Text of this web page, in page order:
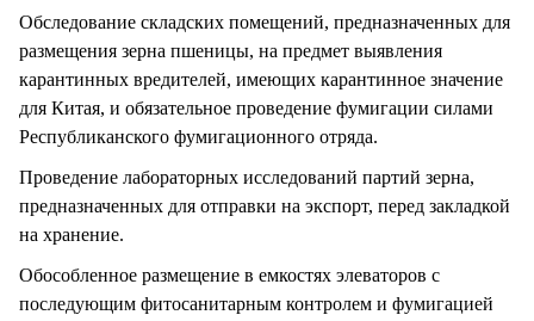
Обследование складских помещений, предназначенных для
размещения зерна пшеницы, на предмет выявления
карантинных вредителей, имеющих карантинное значение
для Китая, и обязательное проведение фумигации силами
Республиканского фумигационного отряда.
Проведение лабораторных исследований партий зерна,
предназначенных для отправки на экспорт, перед закладкой
на хранение.
Обособленное размещение в емкостях элеваторов с
последующим фитосанитарным контролем и фумигацией